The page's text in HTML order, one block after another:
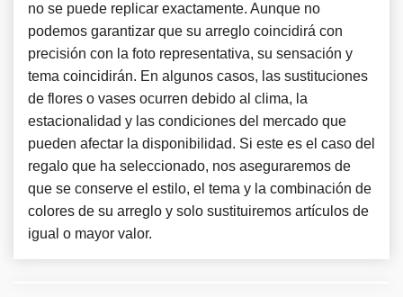
no se puede replicar exactamente. Aunque no
podemos garantizar que su arreglo coincidirá con
precisión con la foto representativa, su sensación y
tema coincidirán. En algunos casos, las sustituciones
de flores o vases ocurren debido al clima, la
estacionalidad y las condiciones del mercado que
pueden afectar la disponibilidad. Si este es el caso del
regalo que ha seleccionado, nos aseguraremos de
que se conserve el estilo, el tema y la combinación de
colores de su arreglo y solo sustituiremos artículos de
igual o mayor valor.